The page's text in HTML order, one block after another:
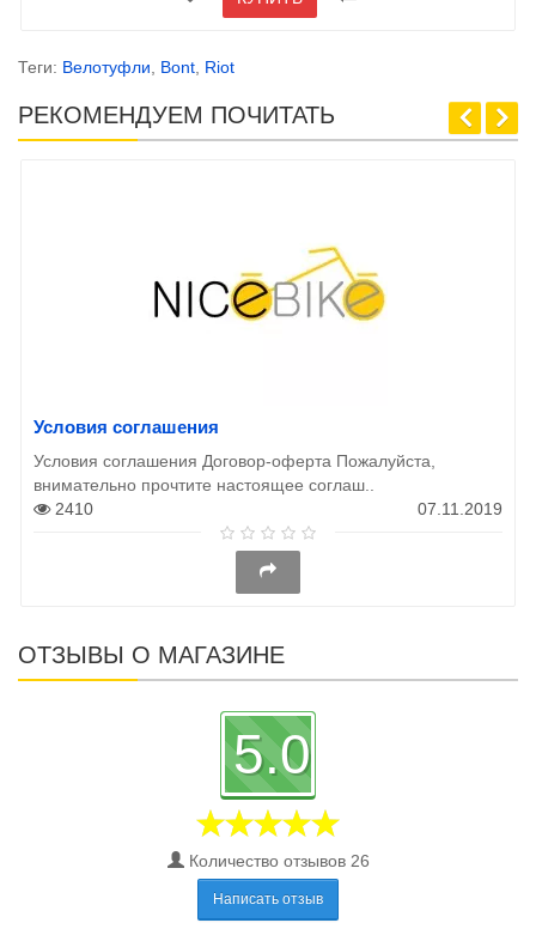
Теги: Велотуфли, Bont, Riot
РЕКОМЕНДУЕМ ПОЧИТАТЬ
Условия соглашения
Условия соглашения Договор-оферта Пожалуйста,
внимательно прочтите настоящее соглаш..
2410
07.11.2019
ОТЗЫВЫ О МАГАЗИНЕ
5.0
Количество отзывов 26
Написать отзыв